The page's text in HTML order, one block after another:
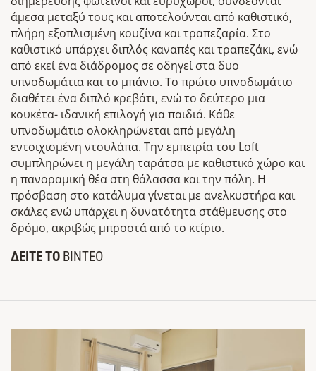
άμεσα μεταξύ τους και αποτελούνται από καθιστικό,
πλήρη εξοπλισμένη κουζίνα και τραπεζαρία. Στο
καθιστικό υπάρχει διπλός καναπές και τραπεζάκι, ενώ
από εκεί ένα διάδρομος σε οδηγεί στα δυο
υπνοδωμάτια και το μπάνιο. Το πρώτο υπνοδωμάτιο
διαθέτει ένα διπλό κρεβάτι, ενώ το δεύτερο μια
κουκέτα- ιδανική επιλογή για παιδιά. Κάθε
υπνοδωμάτιο ολοκληρώνεται από μεγάλη
εντοιχισμένη ντουλάπα. Την εμπειρία του Loft
συμπληρώνει η μεγάλη ταράτσα με καθιστικό χώρο και
η πανοραμική θέα στη θάλασσα και την πόλη. H
πρόσβαση στο κατάλυμα γίνεται με ανελκυστήρα και
σκάλες ενώ υπάρχει η δυνατότητα στάθμευσης στο
δρόμο, ακριβώς μπροστά από το κτίριο.
ΔΕΙΤΕ ΤΟ ΒΙΝΤΕΟ